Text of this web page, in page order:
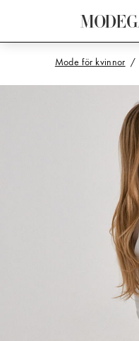
MODEG
Mode för kvinnor